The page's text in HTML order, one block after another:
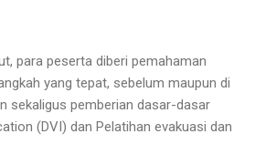
para peserta diberi pemahaman
yang tepat, sebelum maupun di
sekaligus pemberian dasar-dasar
(DVI) dan Pelatihan evakuasi dan